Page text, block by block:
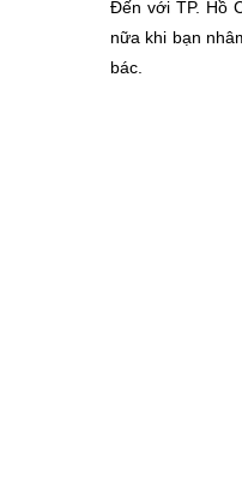
Đến với TP. Hồ
nữa khi bạn
bác.